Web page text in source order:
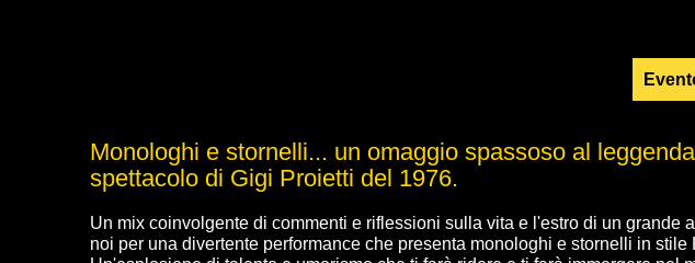
Monologhi e stornelli... un omaggio spassoso al
spettacolo di Gigi Proietti del 1976.
Un mix coinvolgente di commenti e riflessioni sulla vita e l'estro di un grande
noi per una divertente performance che presenta monologhi e stornelli in stile